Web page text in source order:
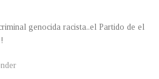
genocida racista..el Partido de el